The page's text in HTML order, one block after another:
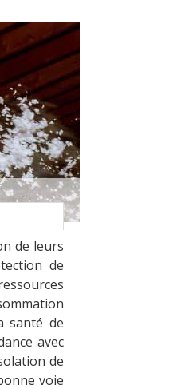
de leurs
de
santé de
avec
de
voie